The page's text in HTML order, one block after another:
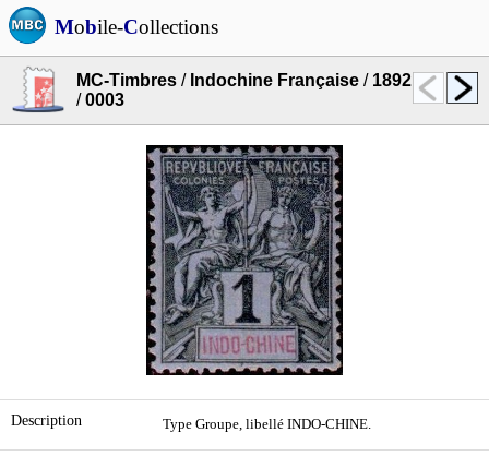
Mobile-Collections
MC-Timbres / Indochine Française / 1892
/0003
Description Type Groupe, libellé INDO-CHINE.